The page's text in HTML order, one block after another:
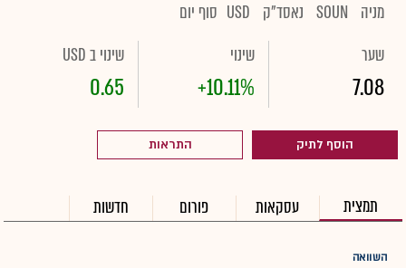
מניה
SOUN נאסד"ק USD סוף יום
שער
7.08
שינוי
+10.11%
שינוי ב USD
0.65
הוסף לתיק התראות
תמצית עסקאות פורום חדשות
השוואה